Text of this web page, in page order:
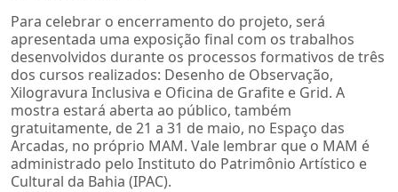
Para celebrar o encerramento do projeto, será
apresentada uma exposição final com os trabalhos
desenvolvidos durante os processos formativos de três
dos cursos realizados: Desenho de Observação,
Xilogravura Inclusiva e Oficina de Grafite e Grid. A
mostra estará aberta ao público, também
gratuitamente, de 21 a 31 de maio, no Espaço das
Arcadas, no próprio MAM. Vale lembrar que o MAM é
administrado pelo Instituto do Patrimônio Artístico e
Cultural da Bahia (IPAC).